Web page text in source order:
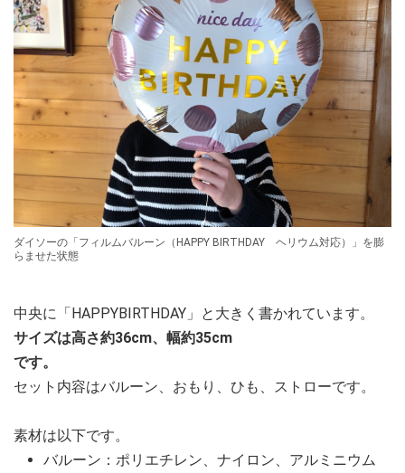
ダイソーの「フィルムバルーン（HAPPY BIRTHDAY ヘリウム対応）」を膨
らませた状態
中央に「HAPPYBIRTHDAY」と大きく書かれています。
サイズは高さ約36cm、幅約35cm
です。
セット内容はバルーン、おもり、ひも、ストローです。
素材は以下です。
バルーン：ポリエチレン、ナイロン、アルミニウム